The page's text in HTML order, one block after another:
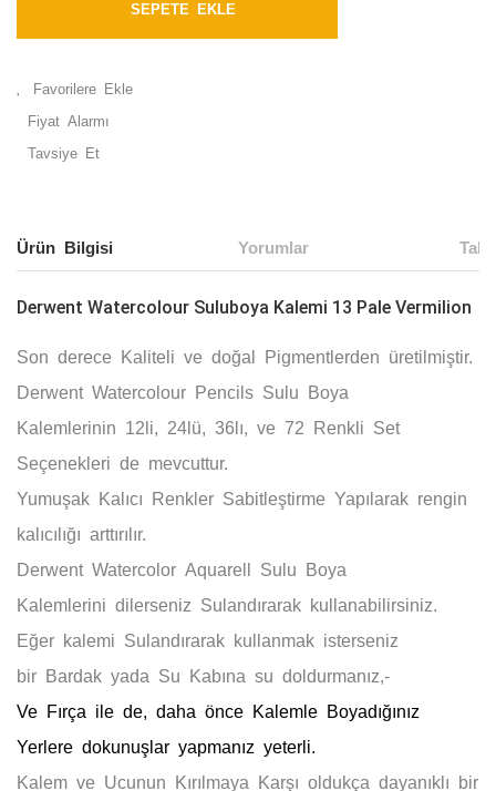
SEPETE EKLE
Fiyat Alarmı
Tavsiye Et
Ürün Bilgisi Yorumlar
Derwent Watercolour Suluboya Kalemi 13 Pale Vermilion
Son derece Kaliteli ve doğal Pigmentlerden üretilmiştir.
Derwent Watercolour Pencils Sulu Boya
Kalemlerinin 12li, 24lü, 36lı, ve 72 Renkli Set
Seçenekleri de mevcuttur.
Yumuşak Kalıcı Renkler Sabitleştirme Yapılarak rengin
kalıcılığı arttırılır.
Derwent Watercolor Aquarell Sulu Boya
Kalemlerini dilerseniz Sulandırarak kullanabilirsiniz.
Eğer kalemi Sulandırarak kullanmak isterseniz
bir Bardak yada Su Kabına su doldurmanız,-
Ve Fırça ile de, daha önce Kalemle Boyadığınız
Yerlere dokunuşlar yapmanız yeterli.
Kalem ve Ucunun Kırılmaya Karşı oldukça dayanıklı bir